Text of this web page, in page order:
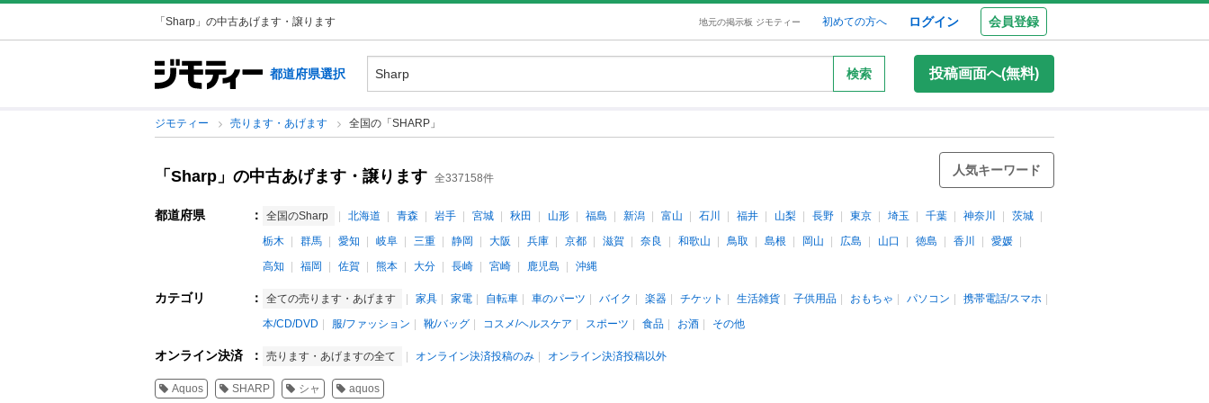
「Sharp」の中古あげます・譲ります 地元の掲示板 ジモティー 初めての方へ ログイン 会員登録
都道府県選択 検索 投稿画面へ(無料)
ジモティー 売ります・あげます 全国の「SHARP」
「Sharp」の中古あげます・譲ります 全337158件
人気キーワード
都道府県 ： 全国のSharp 北海道 青森 岩手 宮城 秋田 山形 福島 新潟 富山 石川 福井 山梨 長野 東京 埼玉 千葉 神奈川
茨城
栃木
群馬 愛知 岐阜 三重 静岡 大阪 兵庫 京都 滋賀 奈良 和歌山 鳥取 島根 岡山 広島 山口 徳島 香川
愛媛
高知
福岡 佐賀 熊本 大分 長崎 宮崎 鹿児島 沖縄
カテゴリ ： 全ての売ります・あげます 家具 家電 自転車 車のパーツ バイク 楽器 チケット 生活雑貨 子供用品 おもちゃ パソコン
携帯電話/スマホ
本/CD/DVD
服/ファッション 靴/バッグ コスメ/ヘルスケア スポーツ 食品 お酒 その他
オンライン決済 ： 売ります・あげますの全て オンライン決済投稿のみ オンライン決済投稿以外
Aquos SHARP シャ aquos